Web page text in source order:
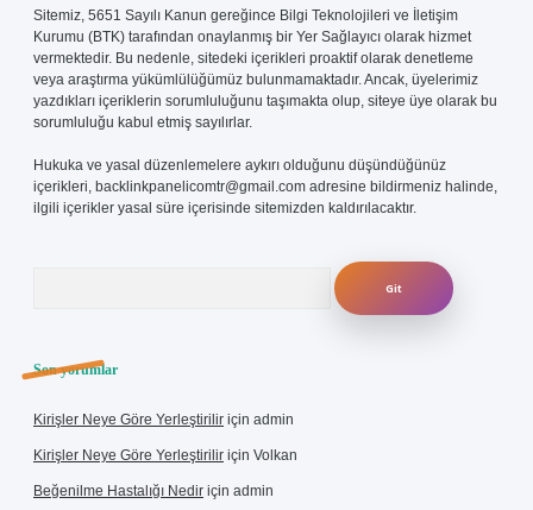
Sitemiz, 5651 Sayılı Kanun gereğince Bilgi Teknolojileri ve İletişim
Kurumu (BTK) tarafından onaylanmış bir Yer Sağlayıcı olarak hizmet
vermektedir. Bu nedenle, sitedeki içerikleri proaktif olarak denetleme
veya araştırma yükümlülüğümüz bulunmamaktadır. Ancak, üyelerimiz
yazdıkları içeriklerin sorumluluğunu taşımakta olup, siteye üye olarak bu
sorumluluğu kabul etmiş sayılırlar.
Hukuka ve yasal düzenlemelere aykırı olduğunu düşündüğünüz
içerikleri, backlinkpanelicomtr@gmail.com adresine bildirmeniz halinde,
ilgili içerikler yasal süre içerisinde sitemizden kaldırılacaktır.
Son yorumlar
Kirişler Neye Göre Yerleştirilir için admin
Kirişler Neye Göre Yerleştirilir için Volkan
Beğenilme Hastalığı Nedir için admin